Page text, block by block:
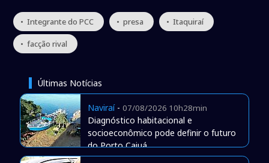
• Integrante do PCC • presa • Itaquiraí
• facção rival
Últimas Notícias
Naviraí- 07/08/2026 10h28min
Diagnóstico habitacional e
socioeconômico pode definir o futuro
do Porto Caiuá